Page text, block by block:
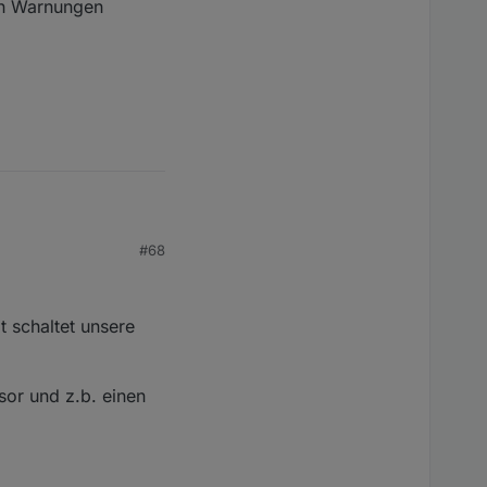
weise ich den
Warnungen
#68
schaltet unsere
und z.b. einen